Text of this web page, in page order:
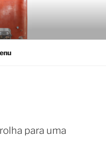
para uma